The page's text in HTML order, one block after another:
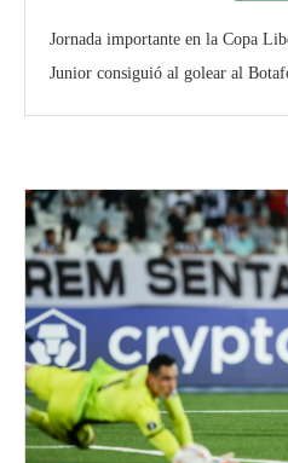
Jornada importante en la Copa
Junior consiguió al golear al